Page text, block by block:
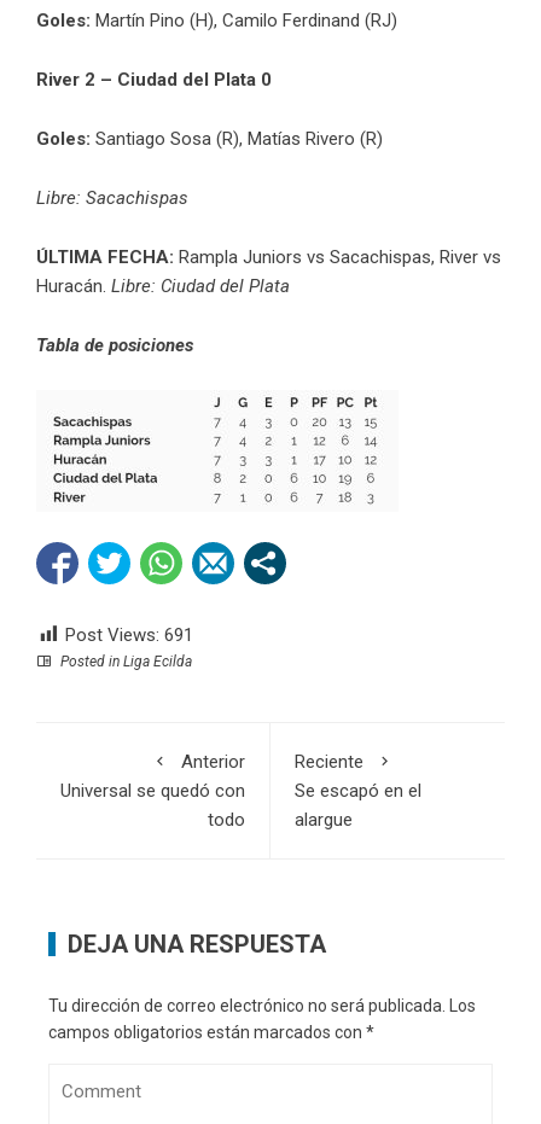
Goles: Martín Pino (H), Camilo Ferdinand (RJ)
River 2 – Ciudad del Plata 0
Goles: Santiago Sosa (R), Matías Rivero (R)
Libre: Sacachispas
ÚLTIMA FECHA: Rampla Juniors vs Sacachispas, River vs
Huracán. Libre: Ciudad del Plata
Tabla de posiciones
Post Views: 691
Posted in Liga Ecilda
Anterior
Universal se quedó con
todo
Reciente
Se escapó en el
alargue
DEJA UNA RESPUESTA
Tu dirección de correo electrónico no será publicada.
Los
campos obligatorios están marcados con *